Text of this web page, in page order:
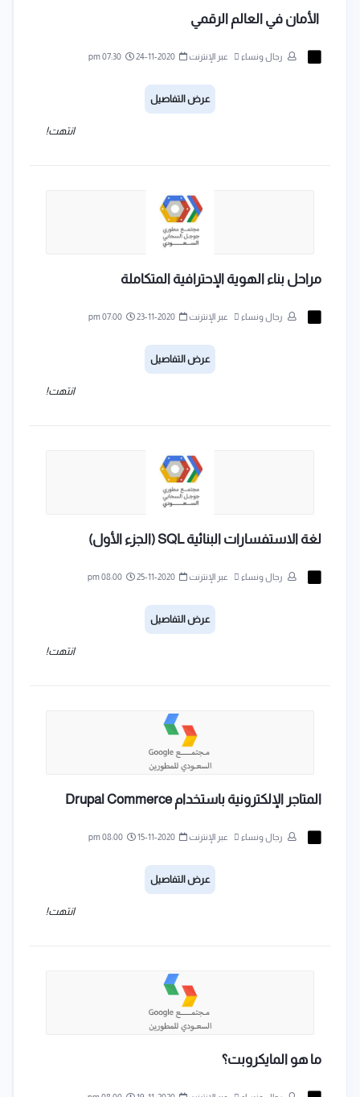
الأمان في العالم الرقمي
رجال ونساء عبر الإنترنت 2020-11-24
07:30 pm
عرض التفاصيل
انتهت!
مراحل بناء الهوية الإحترافية المتكاملة
رجال ونساء عبر الإنترنت 2020-11-23
07:00 pm
عرض التفاصيل
انتهت!
لغة الاستفسارات البنائية SQL (الجزء الأول)
رجال ونساء عبر الإنترنت 2020-11-25
08:00 pm
عرض التفاصيل
انتهت!
المتاجر الإلكترونية باستخدام Drupal Commerce
رجال ونساء عبر الإنترنت 2020-11-15
08:00 pm
عرض التفاصيل
انتهت!
ما هو المايكروبت؟